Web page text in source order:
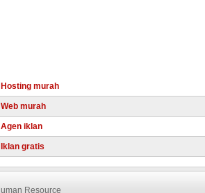
Web murah
Agen iklan
Iklan gratis
Adsense indonesia
Resource